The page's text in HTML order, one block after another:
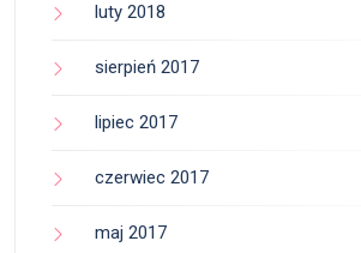
luty 2018
sierpień 2017
lipiec 2017
czerwiec 2017
maj 2017